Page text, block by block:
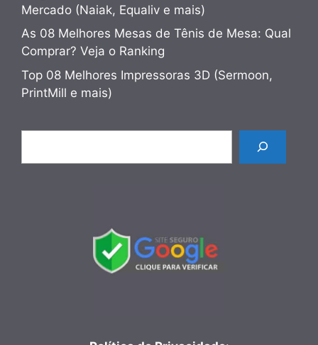
Mercado (Naiak, Equaliv e mais)
As 08 Melhores Mesas de Tênis de Mesa: Qual
Comprar? Veja o Ranking
Top 08 Melhores Impressoras 3D (Sermoon,
PrintMill e mais)